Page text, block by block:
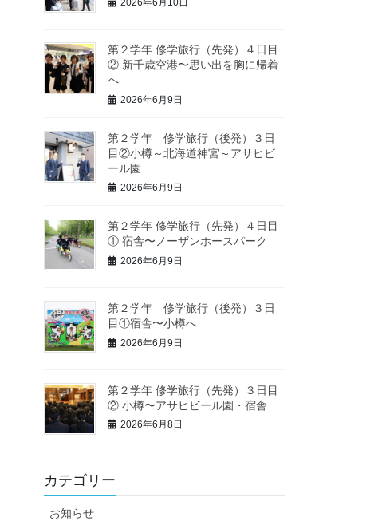
2026年6月10日
第２学年 修学旅行（先発）４日目
② 新千歳空港〜思い出を胸に帰着
へ
2026年6月9日
第２学年 修学旅行（後発）３日
目②小樽～北海道神宮～アサヒビ
ール園
2026年6月9日
第２学年 修学旅行（先発）４日目
① 宿舎〜ノーザンホースパーク
2026年6月9日
第２学年 修学旅行（後発）３日
目①宿舎〜小樽へ
2026年6月9日
第２学年 修学旅行（先発）３日目
② 小樽〜アサヒビール園・宿舎
2026年6月8日
カテゴリー
お知らせ